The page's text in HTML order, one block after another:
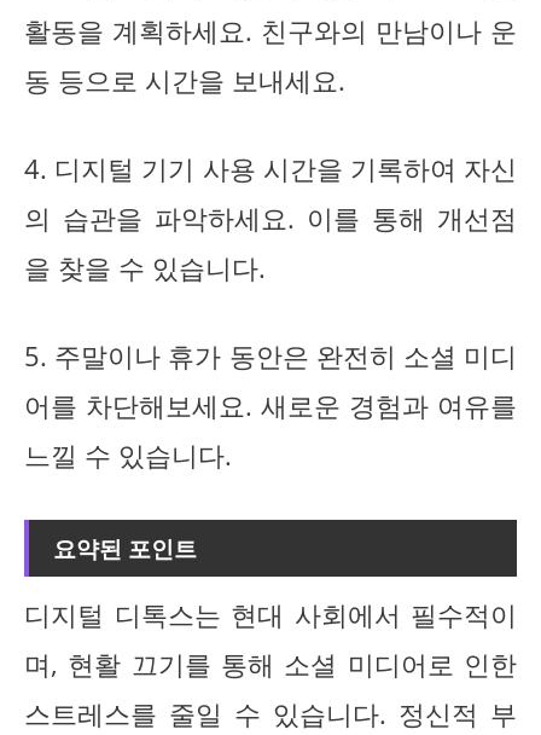
활동을 계획하세요. 친구와의 만남이나 운
동 등으로 시간을 보내세요.
4. 디지털 기기 사용 시간을 기록하여 자신
의 습관을 파악하세요. 이를 통해 개선점
을 찾을 수 있습니다.
5. 주말이나 휴가 동안은 완전히 소셜 미디
어를 차단해보세요. 새로운 경험과 여유를
느낄 수 있습니다.
요약된 포인트
디지털 디톡스는 현대 사회에서 필수적이
며, 현활 끄기를 통해 소셜 미디어로 인한
스트레스를 줄일 수 있습니다. 정신적 부